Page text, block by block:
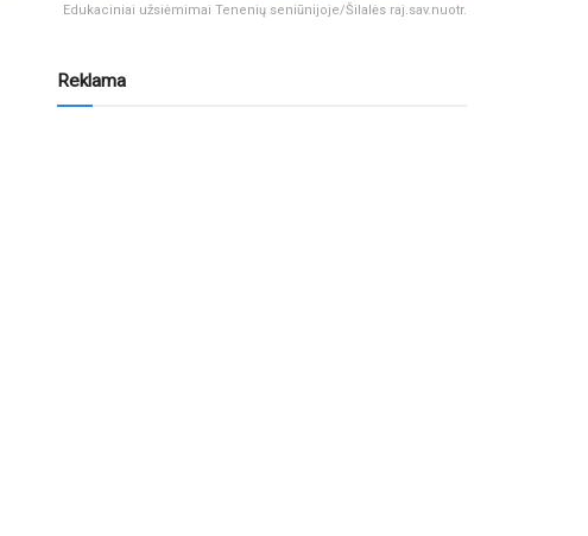
Edukaciniai užsiėmimai Tenenių seniūnijoje/Šilalės raj.sav.nuotr.
Reklama